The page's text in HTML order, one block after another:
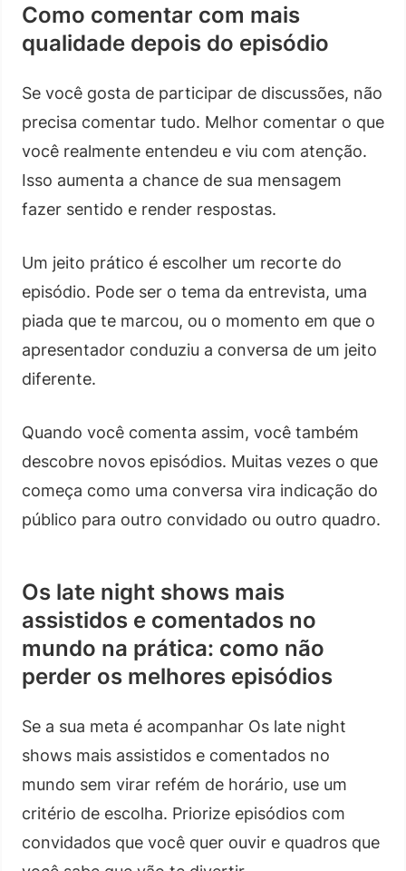
Como comentar com mais
qualidade depois do episódio
Se você gosta de participar de discussões, não
precisa comentar tudo. Melhor comentar o que
você realmente entendeu e viu com atenção.
Isso aumenta a chance de sua mensagem
fazer sentido e render respostas.
Um jeito prático é escolher um recorte do
episódio. Pode ser o tema da entrevista, uma
piada que te marcou, ou o momento em que o
apresentador conduziu a conversa de um jeito
diferente.
Quando você comenta assim, você também
descobre novos episódios. Muitas vezes o que
começa como uma conversa vira indicação do
público para outro convidado ou outro quadro.
Os late night shows mais
assistidos e comentados no
mundo na prática: como não
perder os melhores episódios
Se a sua meta é acompanhar Os late night
shows mais assistidos e comentados no
mundo sem virar refém de horário, use um
critério de escolha. Priorize episódios com
convidados que você quer ouvir e quadros que